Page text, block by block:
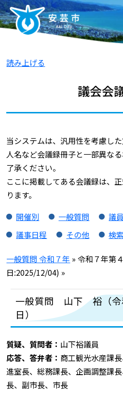
読み上げる
議会会
当システムは、汎用性を考慮し
人名など会議録冊子と一部異な
了承ください。
ここに掲載してある会議録は、
ります。
開催別
一般質問 議
議事日程
その他 検索
一般質問 令和７年 » 令和７年第
日:2025/12/04) »
一般質問 山下 裕（令
日）
質疑、質問者： 山下裕議員
応答、答弁者： 商工観光水産課
進室長、総務課長、企画調整課
長、副市長、市長